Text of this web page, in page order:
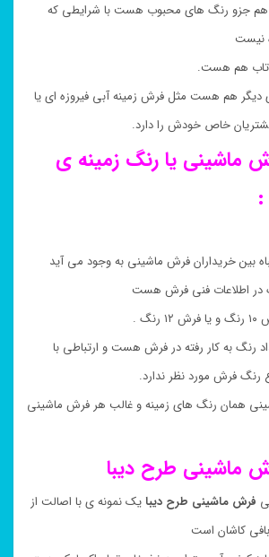
هم جزو رنگ های محبوب هست با شرایطی که
نیست
تاب هم هست.
هم هست مثل فرش زمینه آبی فیروزه ای یا
خاص خودش را دارد.
ماشینی یا رنگ زمینه ی
بین خریداران فرش ماشینی به وجود می آید
در اطلاعات فنی فرش هست
رنگ به کار رفته در فرش هست و ارتباطی با
رنگ فرش مورد نظر ندارد.
همان رنگ های زمینه و غالب هر فرش ماشینی
ماشینی طرح دیبا
فرش ماشینی طرح دیبا یک نمونه ی با اصالت از
کاشان است